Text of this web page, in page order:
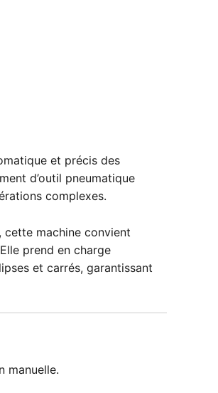
et précis des
d’outil pneumatique
complexes.
cette machine convient
prend en charge
et carrés, garantissant
manuelle.